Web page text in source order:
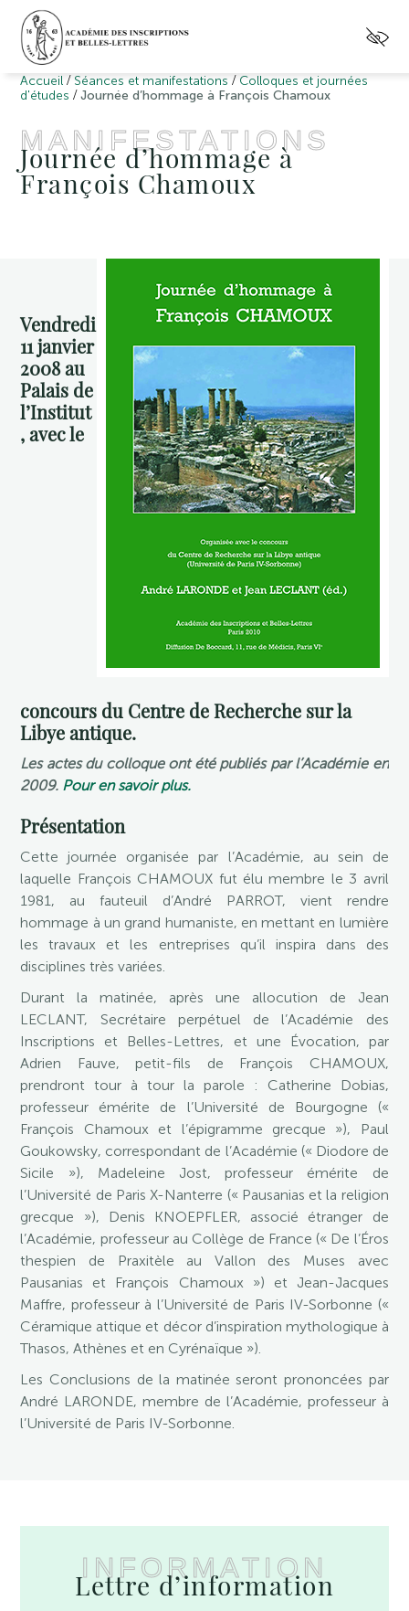
Accueil / Séances et manifestations / Colloques et journées
d'études /Journée d’hommage à François Chamoux
MANIFESTATIONS
Journée d’hommage à
François Chamoux
Vendredi
11 janvier
2008 au
Palais de
l’Institut
, avec le
concours du Centre de Recherche sur la
Libye antique.
Les actes du colloque ont été publiés par l’Académie en
2009. Pour en savoir plus.
Présentation
Cette journée organisée par l’Académie, au sein de
laquelle François CHAMOUX fut élu membre le 3 avril
1981, au fauteuil d’André PARROT, vient rendre
hommage à un grand humaniste, en mettant en lumière
les travaux et les entreprises qu’il inspira dans des
disciplines très variées.
Durant la matinée, après une allocution de Jean
LECLANT, Secrétaire perpétuel de l’Académie des
Inscriptions et Belles-Lettres, et une Évocation, par
Adrien Fauve, petit-fils de François CHAMOUX,
prendront tour à tour la parole : Catherine Dobias,
professeur émérite de l’Université de Bourgogne («
François Chamoux et l’épigramme grecque »), Paul
Goukowsky, correspondant de l’Académie (« Diodore de
Sicile »), Madeleine Jost, professeur émérite de
l’Université de Paris X-Nanterre (« Pausanias et la religion
grecque »), Denis KNOEPFLER, associé étranger de
l’Académie, professeur au Collège de France (« De l’Éros
thespien de Praxitèle au Vallon des Muses avec
Pausanias et François Chamoux ») et Jean-Jacques
Maffre, professeur à l’Université de Paris IV-Sorbonne («
Céramique attique et décor d’inspiration mythologique à
Thasos, Athènes et en Cyrénaïque »).
Les Conclusions de la matinée seront prononcées par
André LARONDE, membre de l’Académie, professeur à
l’Université de Paris IV-Sorbonne.
INFORMATION
Lettre d’information